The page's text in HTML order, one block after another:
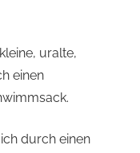
uralte,
einen
durch einen